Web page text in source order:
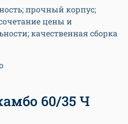
прочный корпус;
цены и
качественная сборка
60/35 Ч